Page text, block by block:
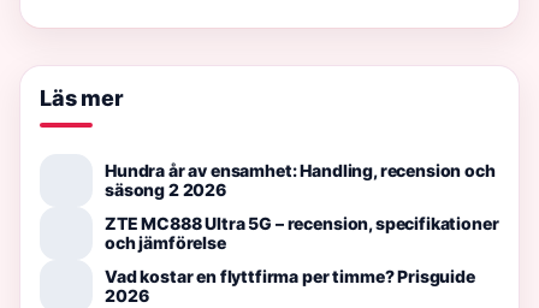
Läs mer
Hundra år av ensamhet: Handling, recension och
säsong 2 2026
ZTE MC888 Ultra 5G – recension, specifikationer
och jämförelse
Vad kostar en flyttfirma per timme? Prisguide
2026